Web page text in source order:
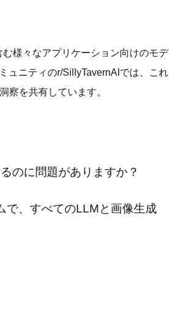
様々なアプリケーション向けのモデ
ュニティのr/SillyTavernAIでは、これ
察を共有しています。
のに問題がありますか？
で、すべてのLLMと画像生成